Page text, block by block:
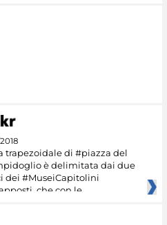
trapezoidale di #piazza del
è delimitata dai due
dei #MuseiCapitolini
che con le